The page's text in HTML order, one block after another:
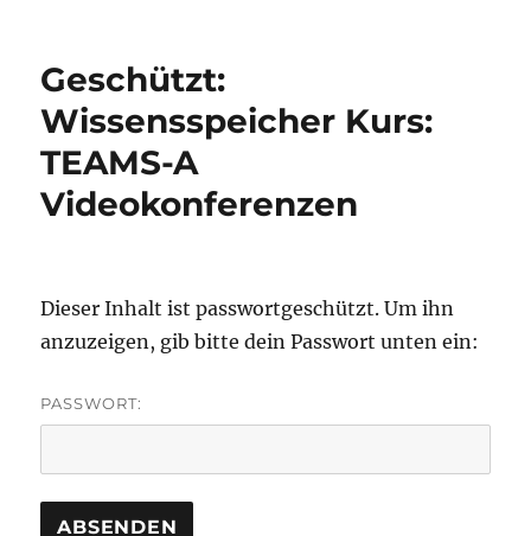
Geschützt:
Wissensspeicher Kurs:
TEAMS-A
Videokonferenzen
Dieser Inhalt ist passwortgeschützt. Um ihn
anzuzeigen, gib bitte dein Passwort unten ein:
PASSWORT: